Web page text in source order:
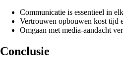
Communicatie is essentieel in
Vertrouwen opbouwen kost tijd
Omgaan met media-aandacht
Conclusie